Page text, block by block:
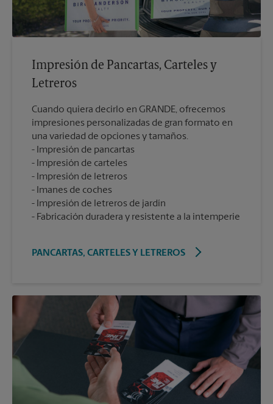
Impresión de Pancartas, Carteles y
Letreros
Cuando quiera decirlo en GRANDE, ofrecemos
impresiones personalizadas de gran formato en
una variedad de opciones y tamaños.
Impresión de pancartas
Impresión de carteles
Impresión de letreros
Imanes de coches
Impresión de letreros de jardín
Fabricación duradera y resistente a la intemperie
PANCARTAS, CARTELES Y LETREROS